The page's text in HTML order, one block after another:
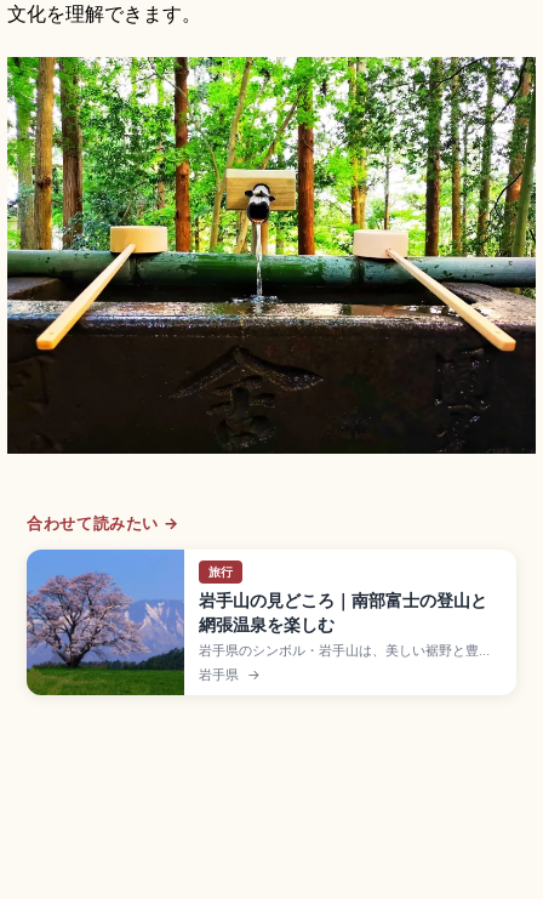
文化を理解できます。
合わせて読みたい →
旅行
岩手山の見どころ｜南部富士の登山と
網張温泉を楽しむ
岩手県のシンボル・岩手山は、美しい裾野と豊か
な自然が広がる人気の名峰です。網張温泉や松川
温泉からの登山ルート、体力に合わせたコース選
岩手県 →